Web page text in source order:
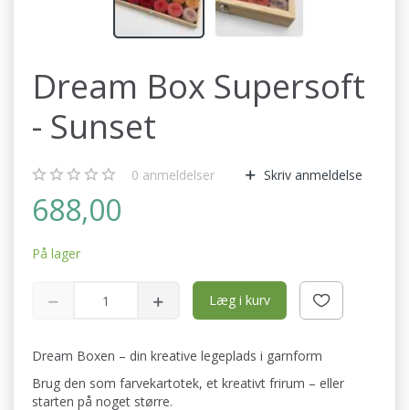
Dream Box Supersoft
- Sunset
0 anmeldelser Skriv anmeldelse
688,00
På lager
Læg i kurv
Dream Boxen – din kreative legeplads i garnform
Brug den som farvekartotek, et kreativt frirum – eller
starten på noget større.